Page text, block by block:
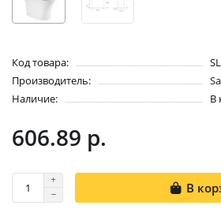
Код товара:
Производитель:
Наличие:
В
606.89 р.
В